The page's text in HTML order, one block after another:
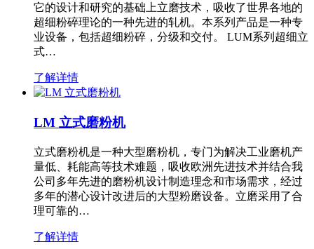
它的设计和研究的基础上立磨技术，吸收了世界各地的
超细粉碎理论的一种先进的轧机。本系列产品是一种专
业设备，包括超细粉碎，分级和交付。 LUM系列超细立
式…
了解详情
LM 立式磨粉机
立式磨粉机是一种大型磨粉机，专门为解决工业磨机产
量低、耗能高等技术难题，吸收欧洲先进技术并结合我
公司多年先进的磨粉机设计制造理念和市场需求，经过
多年的潜心设计改进后的大型粉磨设备。立磨采用了合
理可靠的…
了解详情